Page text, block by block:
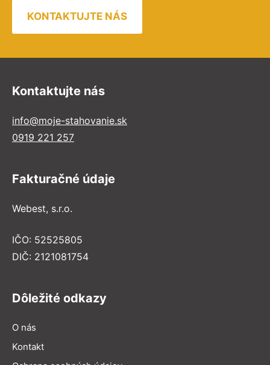
KONTAKTUJTE NÁS
Kontaktujte nás
info@moje-stahovanie.sk
0919 221 257
Fakturačné údaje
Webest, s.r.o.
IČO: 52525805
DIČ: 2121081754
Dôležité odkazy
O nás
Kontakt